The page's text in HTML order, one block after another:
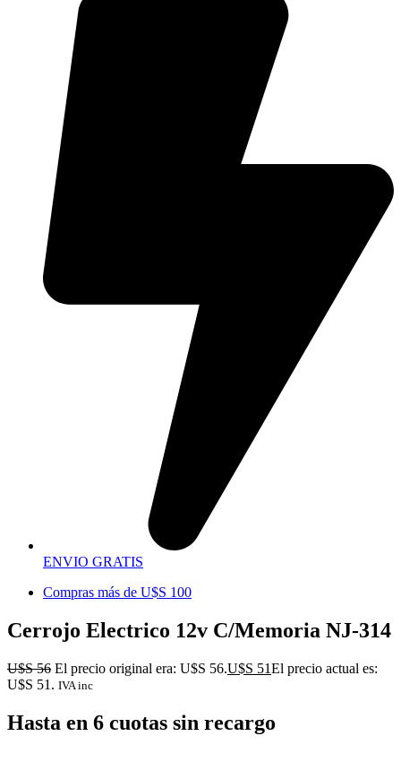
ENVIO GRATIS
Compras más de U$S 100
Cerrojo Electrico 12v C/Memoria NJ-314
U$S56 El precio original era: U$S 56.U$S 51El precio actual es:
U$S 51. IVA inc
Hasta en 6 cuotas sin recargo